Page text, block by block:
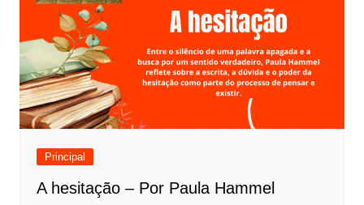
Principal
A hesitação – Por Paula Hammel